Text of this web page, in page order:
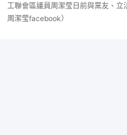
工聯會區議員周潔莹日前與黨友、
周潔莹facebook）